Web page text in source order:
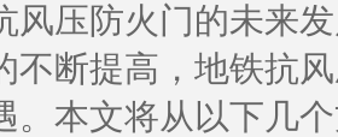
风压防火门的未来
不断提高，地铁抗
。本文将从以下几